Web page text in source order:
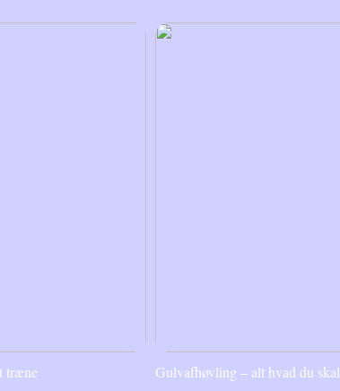
træne Gulvafhøvling – alt hvad du